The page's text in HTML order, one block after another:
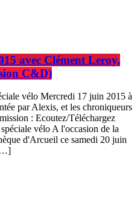
avec Clément Leroy,
C&D)
vélo Mercredi 17 juin 2015 à
par Alexis, et les chroniqueurs
: Ecoutez/Téléchargez
vélo A l'occasion de la
d'Arcueil ce samedi 20 juin